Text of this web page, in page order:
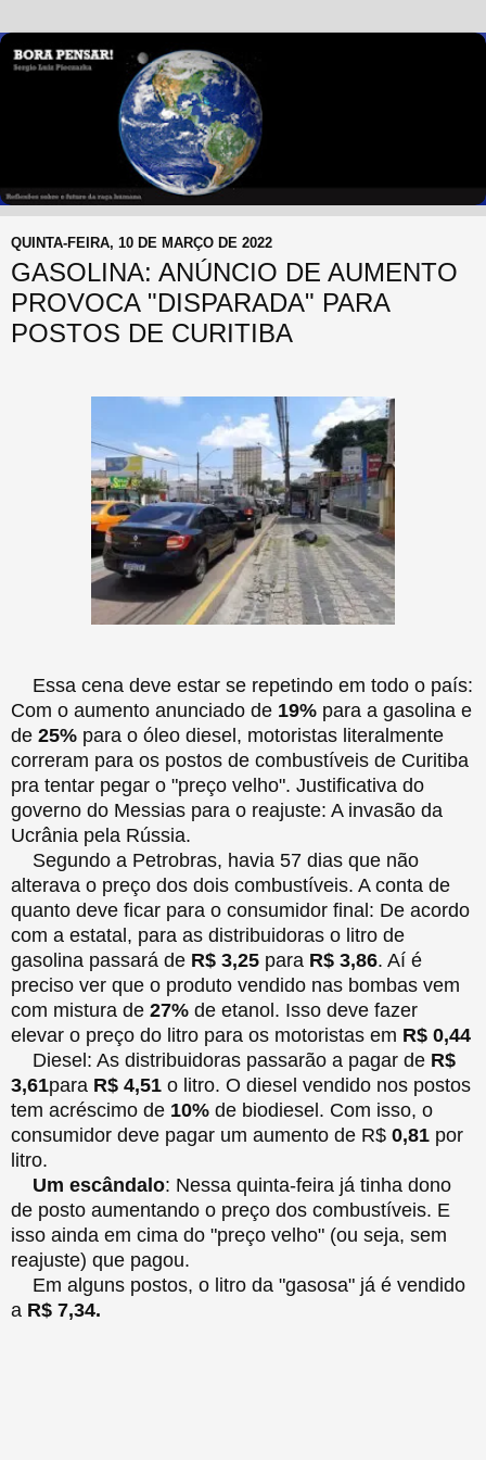
QUINTA-FEIRA, 10 DE MARÇO DE 2022
GASOLINA: ANÚNCIO DE AUMENTO
PROVOCA "DISPARADA" PARA
POSTOS DE CURITIBA
Essa cena deve estar se repetindo em todo o país:
Com o aumento anunciado de 19% para a gasolina e
de 25% para o óleo diesel, motoristas literalmente
correram para os postos de combustíveis de Curitiba
pra tentar pegar o "preço velho". Justificativa do
governo do Messias para o reajuste: A invasão da
Ucrânia pela Rússia.
Segundo a Petrobras, havia 57 dias que não
alterava o preço dos dois combustíveis. A conta de
quanto deve ficar para o consumidor final: De acordo
com a estatal, para as distribuidoras o litro de
gasolina passará de R$ 3,25 para R$ 3,86. Aí é
preciso ver que o produto vendido nas bombas vem
com mistura de 27% de etanol. Isso deve fazer
elevar o preço do litro para os motoristas em R$ 0,44
Diesel: As distribuidoras passarão a pagar de R$
3,61para R$ 4,51 o litro. O diesel vendido nos postos
tem acréscimo de 10% de biodiesel. Com isso, o
consumidor deve pagar um aumento de R$ 0,81 por
litro.
Um escândalo: Nessa quinta-feira já tinha dono
de posto aumentando o preço dos combustíveis. E
isso ainda em cima do "preço velho" (ou seja, sem
reajuste) que pagou.
Em alguns postos, o litro da "gasosa" já é vendido
a R$ 7,34.